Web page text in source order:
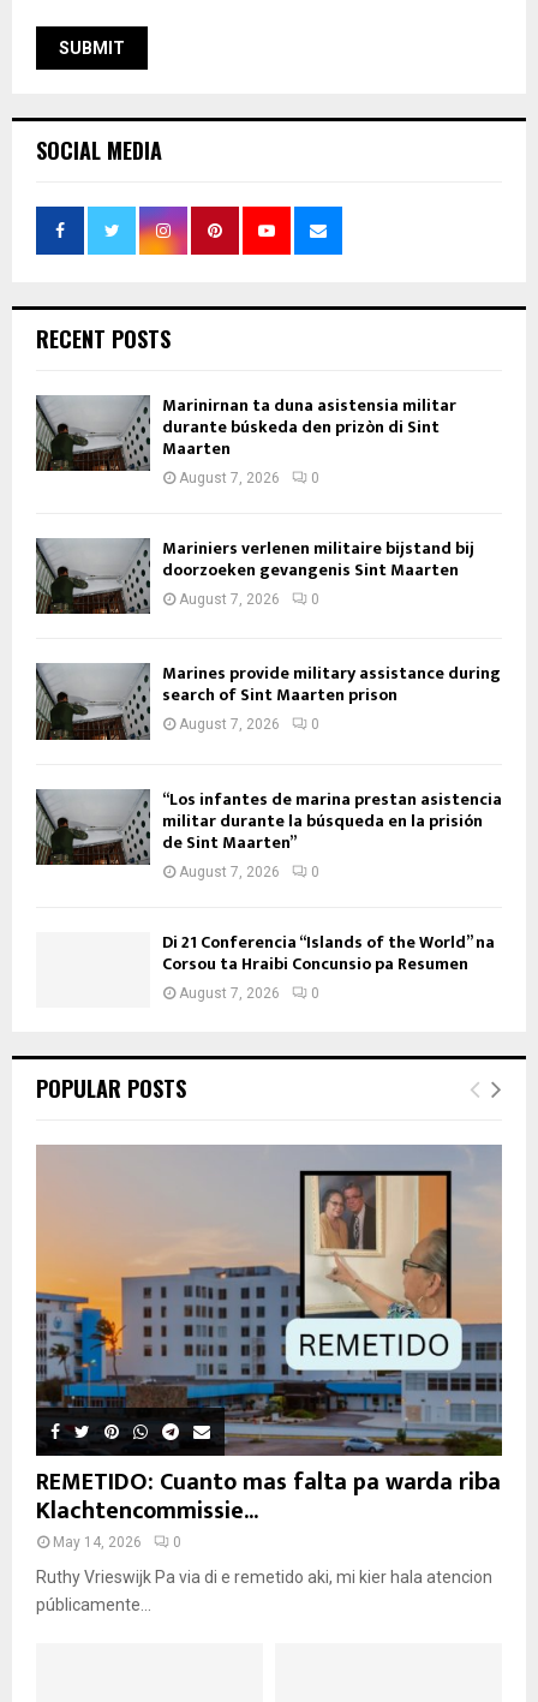
SOCIAL MEDIA
RECENT POSTS
Marinirnan ta duna asistensia militar
durante búskeda den prizòn di Sint
Maarten
August 7, 2026 0
Mariniers verlenen militaire bijstand bij
doorzoeken gevangenis Sint Maarten
August 7, 2026 0
Marines provide military assistance during
search of Sint Maarten prison
August 7, 2026 0
“Los infantes de marina prestan asistencia
militar durante la búsqueda en la prisión
de Sint Maarten”
August 7, 2026 0
Di 21 Conferencia “Islands of the World” na
Corsou ta Hraibi Concunsio pa Resumen
August 7, 2026 0
POPULAR POSTS
REMETIDO: Cuanto mas falta pa warda riba
Klachtencommissie...
May 14, 2026 0
Ruthy Vrieswijk Pa via di e remetido aki, mi kier hala atencion
públicamente...